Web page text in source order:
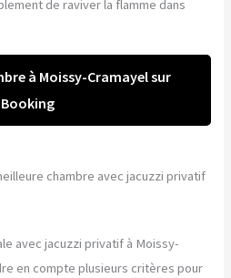
de raviver la flamme dans
à Moissy-Cramayel sur
Booking
chambre avec jacuzzi privatif
avec jacuzzi privatif à Moissy-
en compte plusieurs critères pour